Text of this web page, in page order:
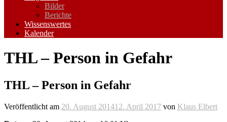
Bilder
Berichte
Wissenswertes
Kalender
THL – Person in Gefahr
THL – Person in Gefahr
Veröffentlicht am 20. August 201412. April 2017 von Klaus Elbert